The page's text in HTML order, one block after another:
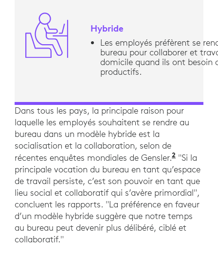
Hybride
Les employés préfèrent se
bureau pour collaborer et
domicile quand ils ont besoin
productifs.
Dans tous les pays, la principale raison pour
laquelle les employés souhaitent se rendre au
bureau dans un modèle hybride est la
socialisation et la collaboration, selon de
récentes enquêtes mondiales de Gensler.2 "Partout
"Si la
principale vocation du bureau en tant qu’espace
de travail persiste, c’est son pouvoir en tant que
lieu social et collaboratif qui s’avère primordial",
concluent les rapports. "La préférence en faveur
d’un modèle hybride suggère que notre temps
au bureau peut devenir plus délibéré, ciblé et
collaboratif."